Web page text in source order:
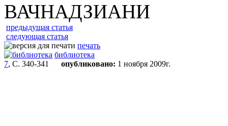
ВАЧНАДЗИАНИ
предыдущая статья
следующая статья
печать
библиотека
7, С. 340-341 опубликовано: 1 ноября 2009г.